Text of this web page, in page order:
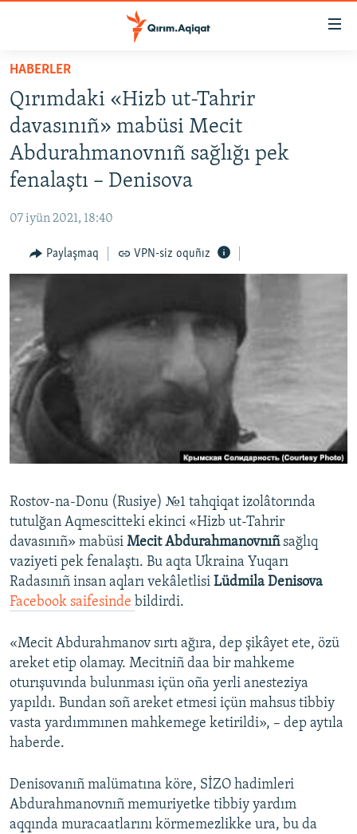
Esas
qaytmaq
Baş
navigatsiyağa
qaytmaq
Qıdıruvğa
HABERLER
SİYASET
İQTİSADİYAT
CEMİYET
İNSAN AQLARI
VİDEO
SÜRET
BLOGLAR
FİKİR
Русский
Українською
RFE/RS bütün saytları
HABERLER
Qırımdaki «Hizb ut-Tahrir
davasınıñ» mabüsi Mecit
Abdurahmanovnıñ sağlığı pek
fenalaştı – Denisova
07 iyün 2021, 18:40
Paylaşmaq VPN-siz oquñız
Rostov-na-Donu (Rusiye) №1 tahqiqat izolâtorında
tutulğan Aqmescitteki ekinci «Hizb ut-Tahrir
davasınıñ» mabüsi Mecit Abdurahmanovnıñsağlıq
vaziyeti pek fenalaştı. Bu aqta Ukraina Yuqarı
Radasınıñ insan aqları vekâletlisi Lüdmila Denisova
Facebook saifesinde bildirdi.
«Mecit Abdurahmanov sırtı ağıra, dep şikâyet ete, özü
areket etip olamay. Mecitniñ daa bir mahkeme
oturışuvında bulunması içün oña yerli anesteziya
yapıldı. Bundan soñ areket etmesi içün mahsus tibbiy
vasta yardımmınen mahkemege ketirildi», – dep aytıla
haberde.
Denisovanıñ malümatına köre, SİZO hadimleri
Abdurahmanovnıñ memuriyetke tibbiy yardım
aqqında muracaatlarını körmemezlikke ura, bu da